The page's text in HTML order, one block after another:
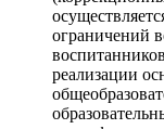
ограничений
реализации